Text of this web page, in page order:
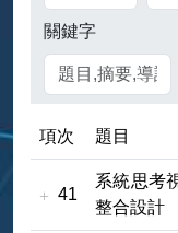
關鍵字
項次 題目
41
系統思考
整合設計